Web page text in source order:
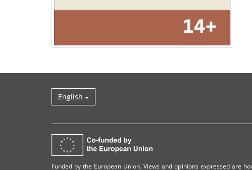
English
Funded by the European Union. Views and opinions expressed are